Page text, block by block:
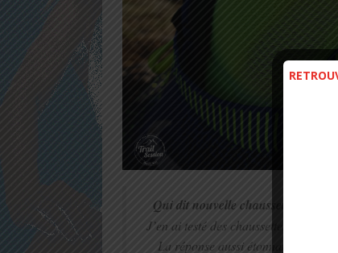
Qui dit nouvelle chaussette, dit
J’en ai testé des chaussettes et je
La réponse aussi étonnante qu’elle